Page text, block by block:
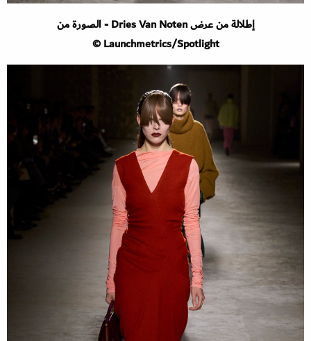
إطلالة من عرض Dries Van Noten - الصورة من
Launchmetrics/Spotlight ©